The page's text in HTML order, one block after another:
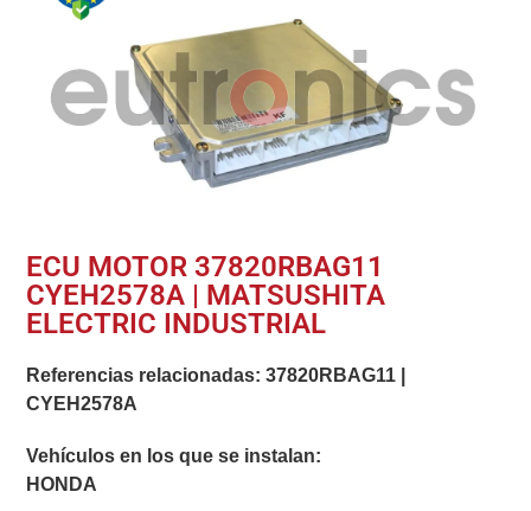
ECU MOTOR 37820RBAG11
CYEH2578A | MATSUSHITA
ELECTRIC INDUSTRIAL
Referencias relacionadas:37820RBAG11
CYEH2578A
Vehículos en los que se instalan:
HONDA